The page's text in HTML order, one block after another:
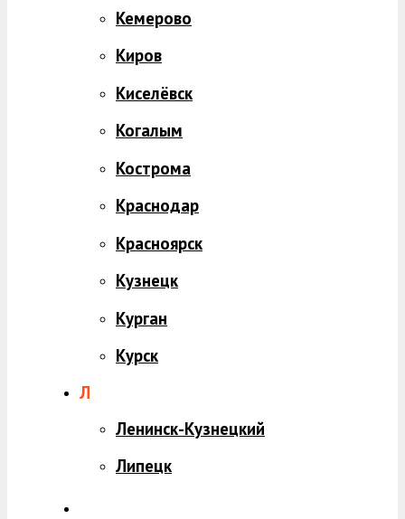
Кемерово
Киров
Киселёвск
Когалым
Кострома
Краснодар
Красноярск
Кузнецк
Курган
Курск
Л
Ленинск-Кузнецкий
Липецк